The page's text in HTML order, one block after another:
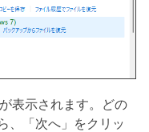
表示されます。どの
、「次へ」をクリッ